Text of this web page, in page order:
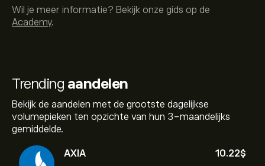
Trending aandelen
Bekijk de aandelen met de grootste dagelijkse
volumepieken ten opzichte van hun 3-maandelijks
gemiddelde.
AXIA
10.22‎$‎
Wil je meer informatie? Bekijk onze gids op de
Academy.